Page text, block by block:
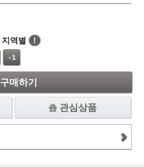
지역별
!
-1
구매하기
관심상품